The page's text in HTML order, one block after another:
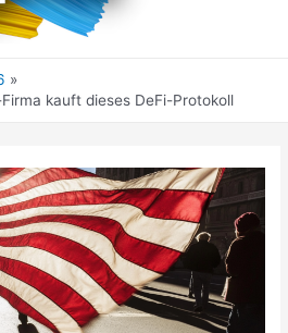
kauft dieses DeFi-Protokoll